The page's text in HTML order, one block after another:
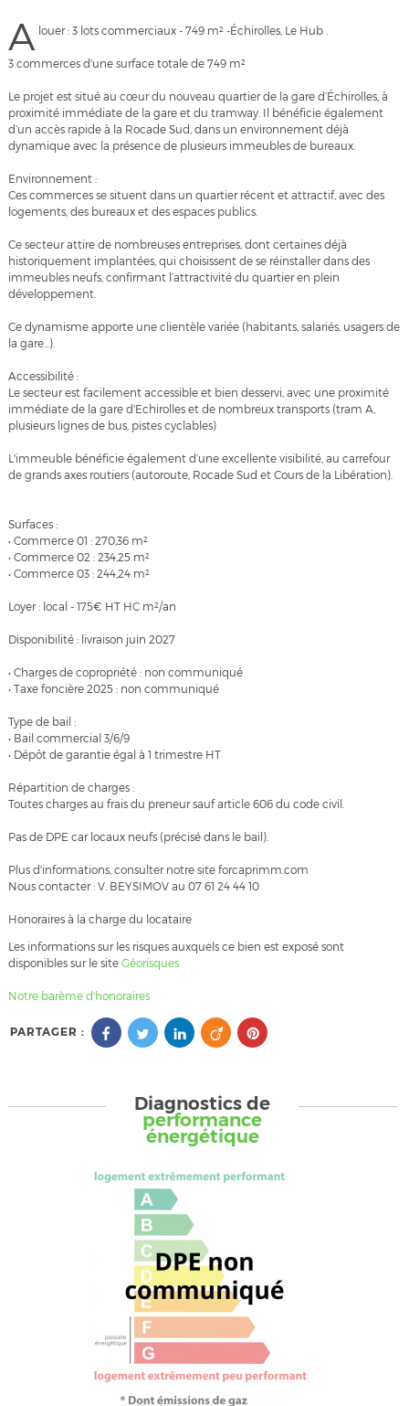
A louer : 3 lots commerciaux - 749 m² -Échirolles, Le Hub .
3 commerces d'une surface totale de 749 m²
Le projet est situé au cœur du nouveau quartier de la gare d’Échirolles, à
proximité immédiate de la gare et du tramway. Il bénéficie également
d’un accès rapide à la Rocade Sud, dans un environnement déjà
dynamique avec la présence de plusieurs immeubles de bureaux.
Environnement :
Ces commerces se situent dans un quartier récent et attractif, avec des
logements, des bureaux et des espaces publics.
Ce secteur attire de nombreuses entreprises, dont certaines déjà
historiquement implantées, qui choisissent de se réinstaller dans des
immeubles neufs, confirmant l’attractivité du quartier en plein
développement.
Ce dynamisme apporte une clientèle variée (habitants, salariés, usagers de
la gare...).
Accessibilité :
Le secteur est facilement accessible et bien desservi, avec une proximité
immédiate de la gare d'Echirolles et de nombreux transports (tram A,
plusieurs lignes de bus, pistes cyclables)
L'immeuble bénéficie également d’une excellente visibilité, au carrefour
de grands axes routiers (autoroute, Rocade Sud et Cours de la Libération).
Surfaces :
• Commerce 01 : 270,36 m²
• Commerce 02 : 234,25 m²
• Commerce 03 : 244,24 m²
Loyer : local - 175€ HT HC m²/an
Disponibilité : livraison juin 2027
• Charges de copropriété : non communiqué
• Taxe foncière 2025 : non communiqué
Type de bail :
• Bail commercial 3/6/9
• Dépôt de garantie égal à 1 trimestre HT
Répartition de charges :
Toutes charges au frais du preneur sauf article 606 du code civil.
Pas de DPE car locaux neufs (précisé dans le bail).
Plus d'informations, consulter notre site forcaprimm.com
Nous contacter : V. BEYSIMOV au 07 61 24 44 10
Honoraires à la charge du locataire
Les informations sur les risques auxquels ce bien est exposé sont
disponibles sur le site Géorisques
Notre barème d'honoraires
PARTAGER :
Diagnostics de
performance
énergétique